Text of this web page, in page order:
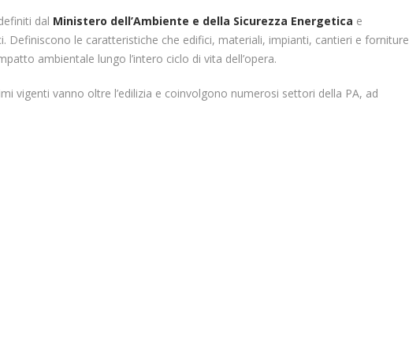
dal Ministero dell’Ambiente e della Sicurezza Energetica e
Definiscono le caratteristiche che edifici, materiali, impianti, cantieri e forniture
ambientale lungo l’intero ciclo di vita dell’opera.
vigenti vanno oltre l’edilizia e coinvolgono numerosi settori della PA, ad